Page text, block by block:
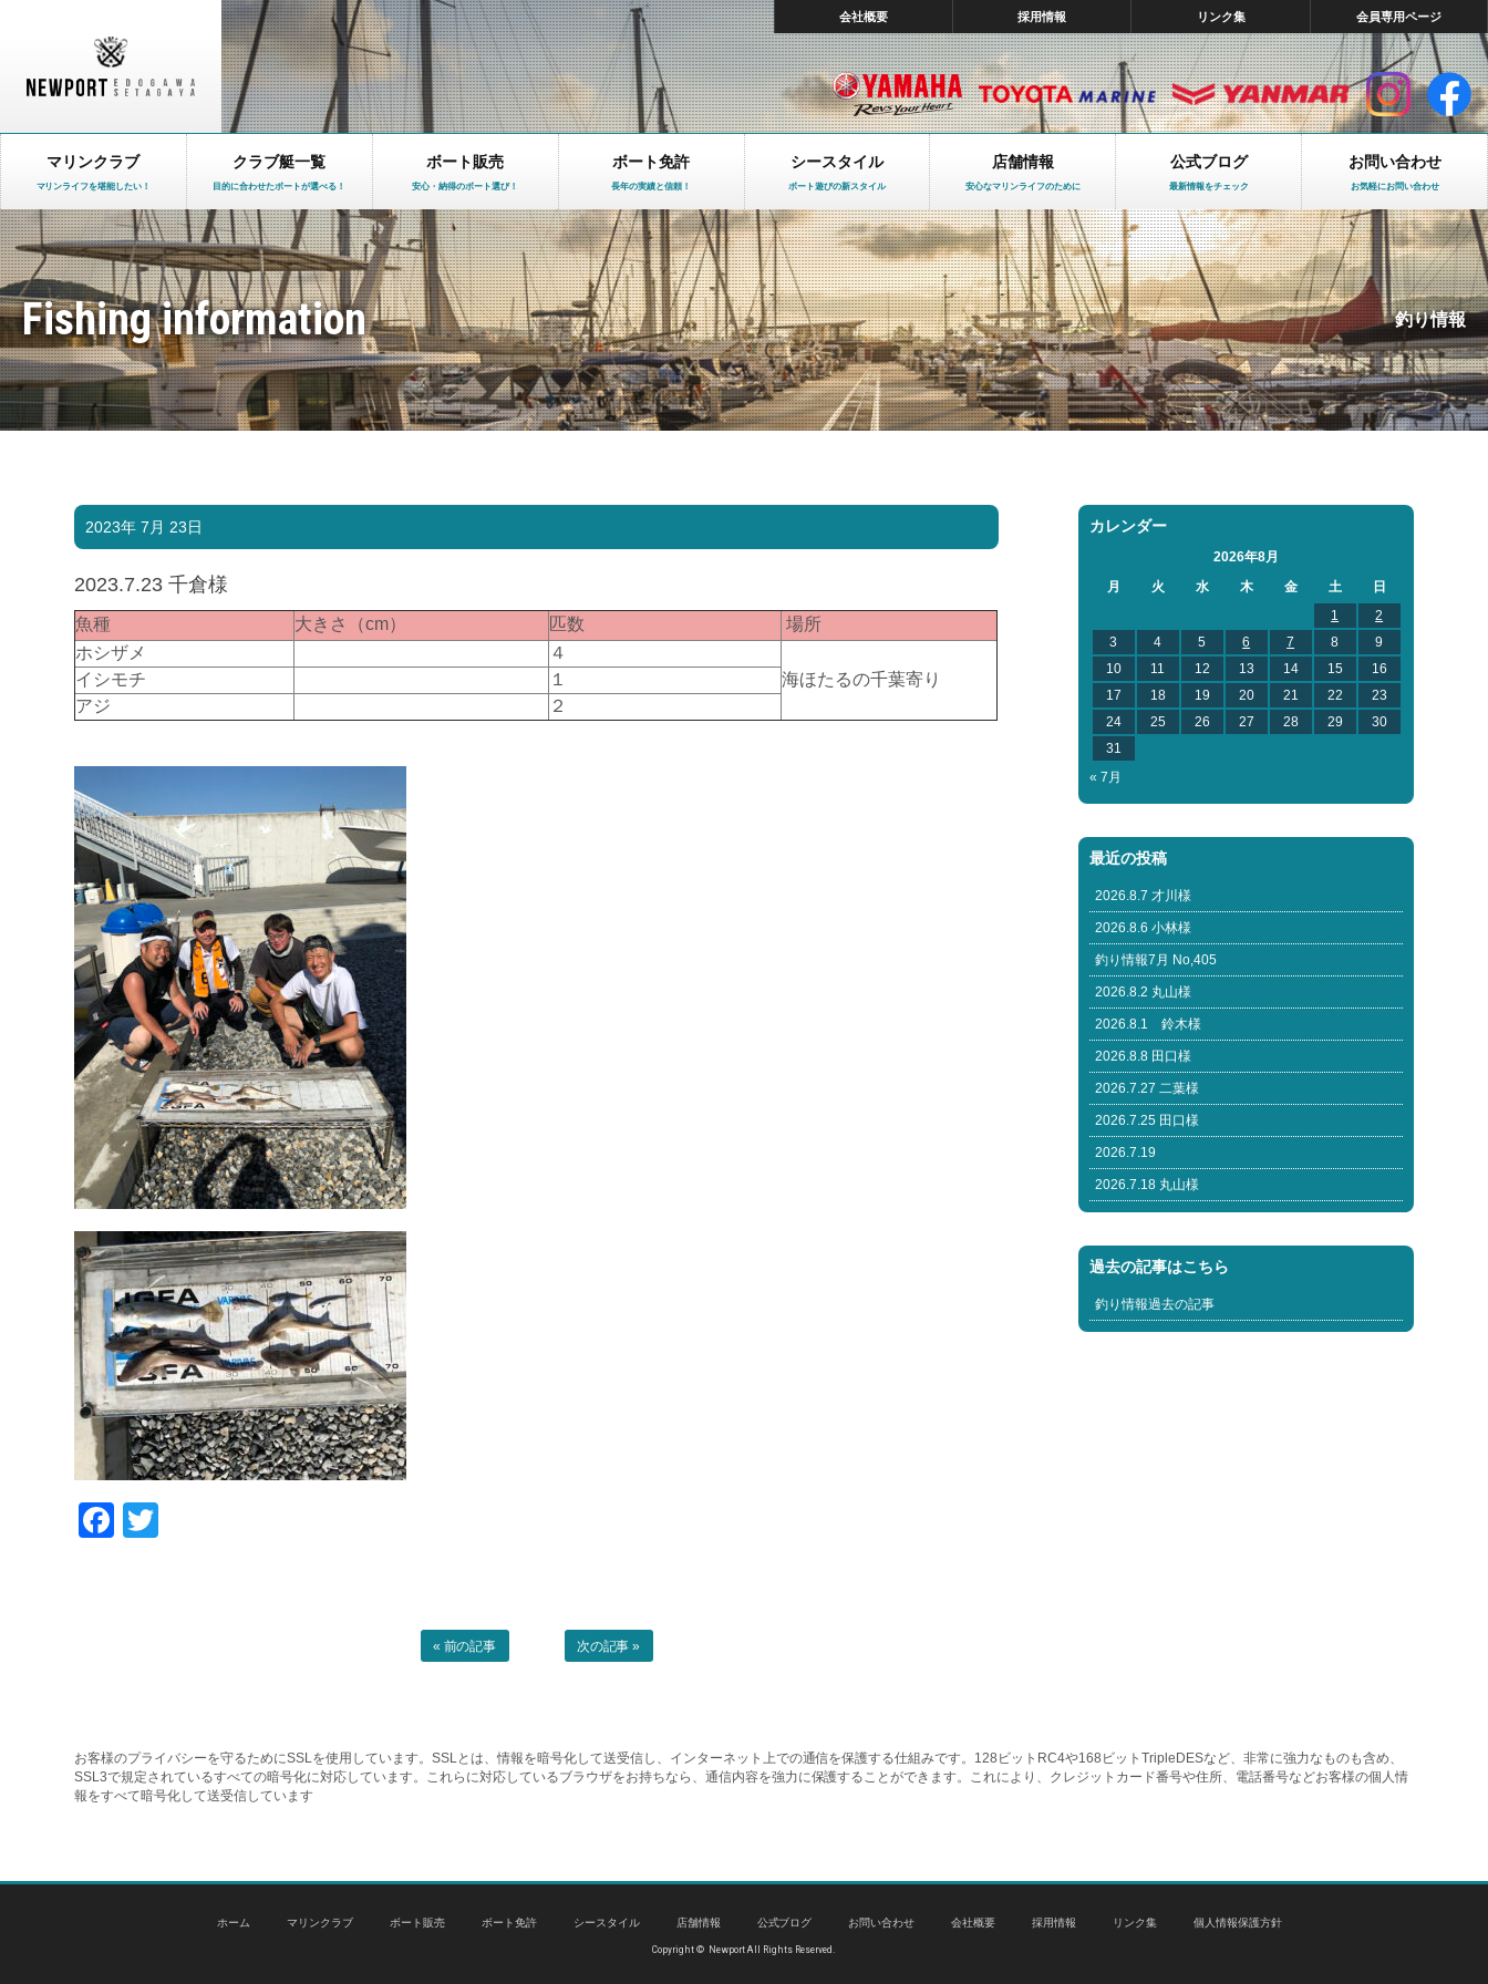
会社概要 採用情報 リンク集 会員専用ページ
マリンクラブ
マリンライフを堪能したい！
クラブ艇一覧
目的に合わせたボートが選べる！
ボート販売
安心・納得のボート選び！
ボート免許
長年の実績と信頼！
シースタイル
ボート遊びの新スタイル
店舗情報
安心なマリンライフのために
公式ブログ
最新情報をチェック
お問い合わせ
お気軽にお問い合わせ
Fishing information 釣り情報
2023年 7月 23日
2023.7.23 千倉様
魚種 大きさ（cm） 匹数
場所
ホシザメ
４
海ほたるの千葉寄り
イシモチ
１
アジ
２
Facebook
« 前の記事 次の記事 »
カレンダー
2026年8月
月
火 水 木 金 土
日
1
2
3
4 5 6 7 8
9
10
11 12 13 14 15
16
17
18 19 20 21 22
23
24
25 26 27 28 29
30
31
« 7月
最近の投稿
2026.8.7 才川様
2026.8.6 小林様
釣り情報7月 No,405
2026.8.2 丸山様
2026.8.1 鈴木様
2026.8.8 田口様
2026.7.27 二葉様
2026.7.25 田口様
2026.7.19
2026.7.18 丸山様
過去の記事はこちら
釣り情報過去の記事
お客様のプライバシーを守るためにSSLを使用しています。SSLとは、情報を暗号化して送受信し、インターネット上での通信を保護する仕組みです。128ビットRC4や168ビットTripleDESなど、非常に強力なものも含め、
SSL3で規定されているすべての暗号化に対応しています。これらに対応しているブラウザをお持ちなら、通信内容を強力に保護することができます。これにより、クレジットカード番号や住所、電話番号などお客様の個人情
報をすべて暗号化して送受信しています
ホーム マリンクラブ ボート販売 ボート免許 シースタイル 店舗情報 公式ブログ お問い合わせ 会社概要 採用情報 リンク集 個人情報保護方針
Copyright © Newport All Rights Reserved.